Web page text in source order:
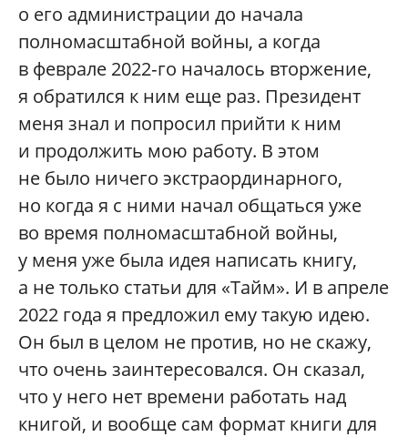
о его администрации до начала
полномасштабной войны, а когда
в феврале 2022‑го началось вторжение,
я обратился к ним еще раз. Президент
меня знал и попросил прийти к ним
и продолжить мою работу. В этом
не было ничего экстраординарного,
но когда я с ними начал общаться уже
во время полномасштабной войны,
у меня уже была идея написать книгу,
а не только статьи для «Тайм». И в апреле
2022 года я предложил ему такую идею.
Он был в целом не против, но не скажу,
что очень заинтересовался. Он сказал,
что у него нет времени работать над
книгой, и вообще сам формат книги для